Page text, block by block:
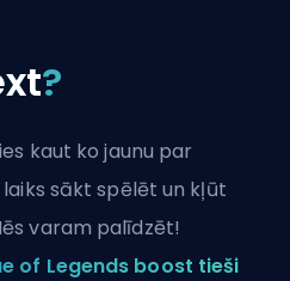
?
kaut ko jaunu par
laiks sākt spēlēt un kļūt
varam palīdzēt!
of Legends boost tieši